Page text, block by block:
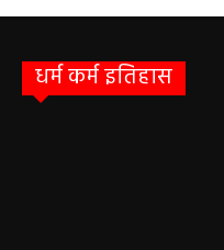
धर्म कर्म इतिहास